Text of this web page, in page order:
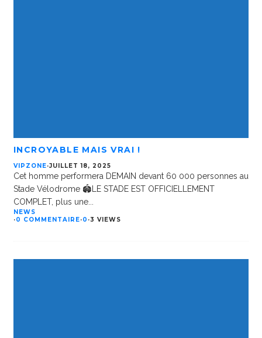
INCROYABLE MAIS VRAI !
VIPZONE·JUILLET 18, 2025
Cet homme performera DEMAIN devant 60 000 personnes au
Stade Vélodrome 🏟️LE STADE EST OFFICIELLEMENT
COMPLET, plus une
NEWS
·0 COMMENTAIRE·0 ·3 VIEWS